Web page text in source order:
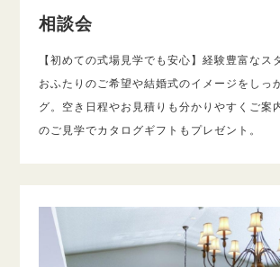
相談会
【初めての式場見学でも安心】経験豊富なス
おふたりのご希望や結婚式のイメージをしっ
グ。空き日程やお見積りも分かりやすくご案
のご見学でカタログギフトもプレゼント。